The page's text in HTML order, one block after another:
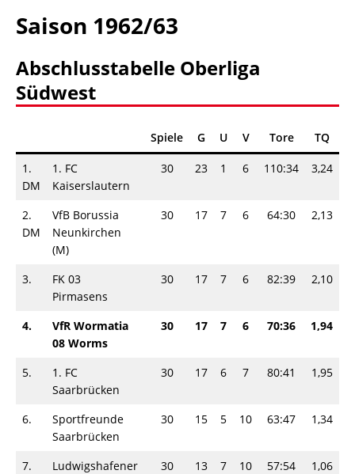
Saison 1962/63
Abschlusstabelle Oberliga
Südwest
Spiele G U V Tore TQ
1.
DM
1. FC
Kaiserslautern
30 23 1 6 110:34 3,24
2.
DM
VfB Borussia
Neunkirchen
(M)
30 17 7 6 64:30 2,13
3.
FK 03
Pirmasens
30 17 7 6 82:39 2,10
4.
VfR Wormatia
08 Worms
30 17 7 6 70:36 1,94
5.
1. FC
Saarbrücken
30 17 6 7 80:41 1,95
6.
Sportfreunde
Saarbrücken
30 15 5 10 63:47 1,34
7.
Ludwigshafener
30 13 7 10 57:54 1,06